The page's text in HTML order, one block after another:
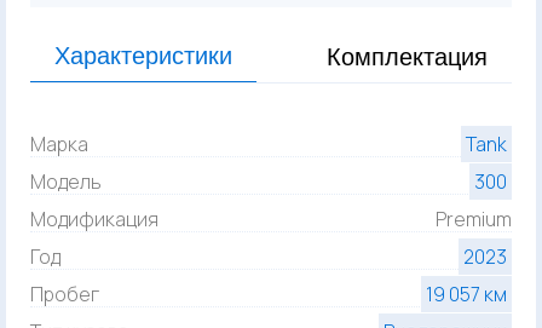
Характеристики Комплектация
Марка
Tank
Модель
300
Модификация
Premium
Год
2023
Пробег
19 057 км